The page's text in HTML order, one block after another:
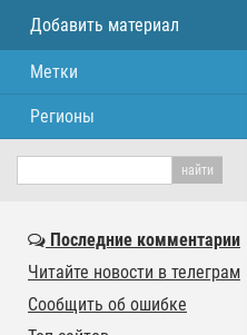
Добавить материал
Метки
Регионы
Последние комментарии
Читайте новости в телеграм
Сообщить об ошибке